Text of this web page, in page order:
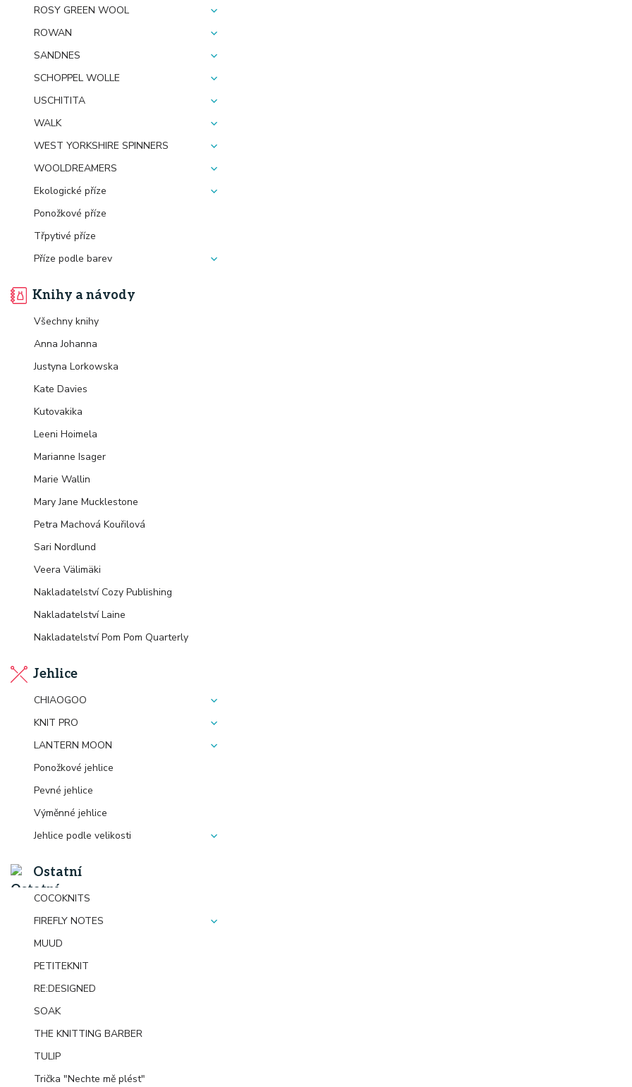
ROSY GREEN WOOL
ROWAN
SANDNES
SCHOPPEL WOLLE
USCHITITA
WALK
WEST YORKSHIRE SPINNERS
WOOLDREAMERS
Ekologické příze
Ponožkové příze
Třpytivé příze
Příze podle barev
Knihy a návody
Všechny knihy
Anna Johanna
Justyna Lorkowska
Kate Davies
Kutovakika
Leeni Hoimela
Marianne Isager
Marie Wallin
Mary Jane Mucklestone
Petra Machová Kouřilová
Sari Nordlund
Veera Välimäki
Nakladatelství Cozy Publishing
Nakladatelství Laine
Nakladatelství Pom Pom Quarterly
Jehlice
CHIAOGOO
KNIT PRO
LANTERN MOON
Ponožkové jehlice
Pevné jehlice
Výměnné jehlice
Jehlice podle velikosti
Ostatní
COCOKNITS
FIREFLY NOTES
MUUD
PETITEKNIT
RE:DESIGNED
SOAK
THE KNITTING BARBER
TULIP
Trička "Nechte mě plést"